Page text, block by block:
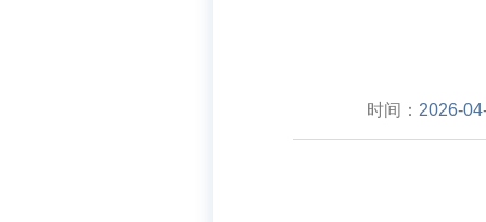
时间： 2026-